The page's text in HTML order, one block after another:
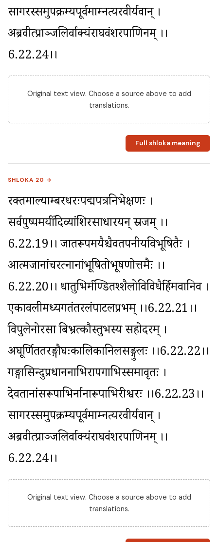
सागरस्समुपक्रम्यपूर्वमाम्नत्यरवीर्यवान् ।
अब्रवीत्प्राञ्जलिर्वाक्यंराघवंशरपाणिनम् ।।
6.22.24।।
Original text view. Choose a source above to add
translations.
Full shloka meaning
SHLOKA 20 →
रक्तमाल्याम्बरधरःपद्मपत्रनिभेक्षणः ।
सर्वपुष्पमयींदिव्यांशिरसाधारयन् स्रजम् ।।
6.22.19।। जातरूपमयैश्चैवतपनीयविभूषितैः ।
आत्मजानांचरत्नानांभूषितोभूषणोत्तमैः ।।
6.22.20।। धातुभिर्मण्डितश्शैलोविविधैर्हिमवानिव ।
एकावलीमध्यगतंतरलंपाटलप्रभम् ।।6.22.21।।
विपुलेनोरसा बिभ्रत्कौस्तुभस्य सहोदरम् ।
अघूर्णिततरङ्गौघःकालिकानिलसङ्गुलः ।।6.22.22।।
गङ्गासिन्दुप्रधाननाभिरापगाभिस्समावृतः ।
देवतानांसरूपाभिर्नानारूपाभिरीश्वरः ।।6.22.23।।
सागरस्समुपक्रम्यपूर्वमाम्नत्यरवीर्यवान् ।
अब्रवीत्प्राञ्जलिर्वाक्यंराघवंशरपाणिनम् ।।
6.22.24।।
Original text view. Choose a source above to add
translations.